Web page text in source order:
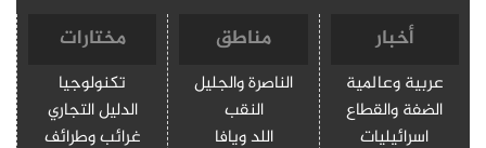
أخبار
عربية وعالمية
الضفة والقطاع
اسرائيليات
مناطق
الناصرة والجليل
النقب
اللد ويافا
مختارات
تكنولوجيا
الدليل التجاري
غرائب وطرائف